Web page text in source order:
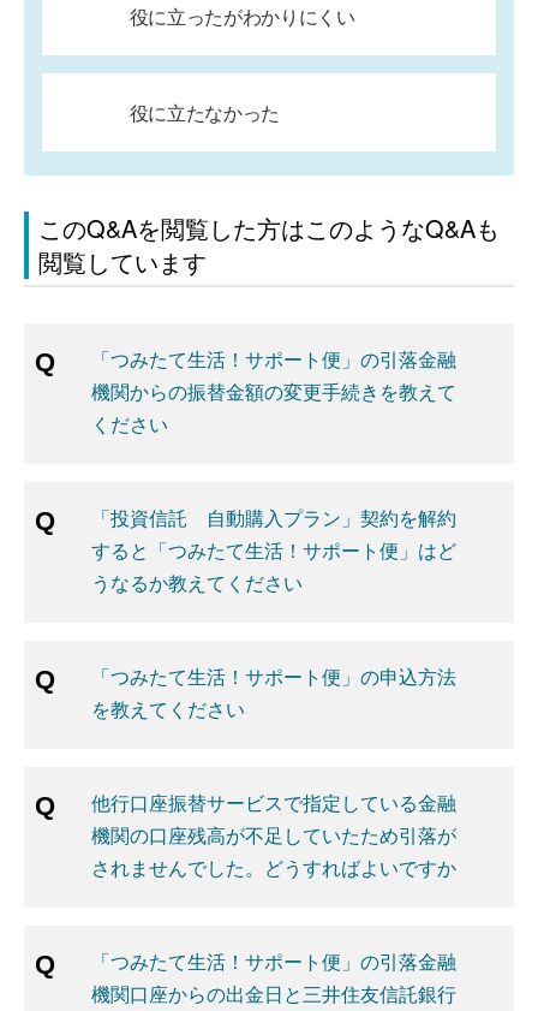
役に立ったがわかりにくい
役に立たなかった
このQ&Aを閲覧した方はこのようなQ&Aも
閲覧しています
「つみたて生活！サポート便」の引落金融
機関からの振替金額の変更手続きを教えて
ください
「投資信託 自動購入プラン」契約を解約
すると「つみたて生活！サポート便」はど
うなるか教えてください
「つみたて生活！サポート便」の申込方法
を教えてください
他行口座振替サービスで指定している金融
機関の口座残高が不足していたため引落が
されませんでした。どうすればよいですか
「つみたて生活！サポート便」の引落金融
機関口座からの出金日と三井住友信託銀行